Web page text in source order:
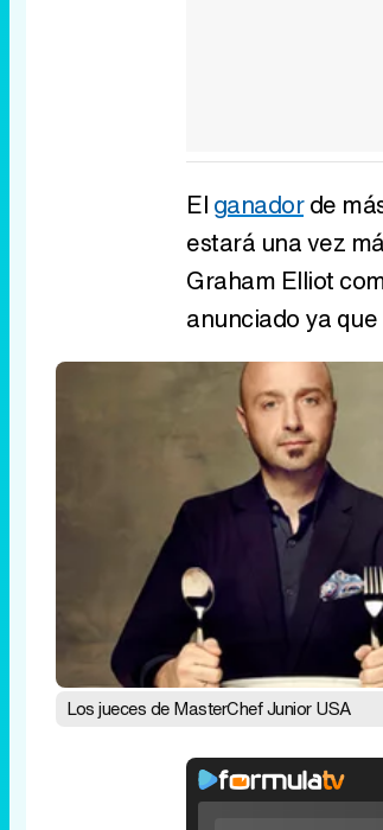
El ganadorde
estará una vez
Graham Elliot
anunciado ya
Los jueces de MasterChef Junior USA